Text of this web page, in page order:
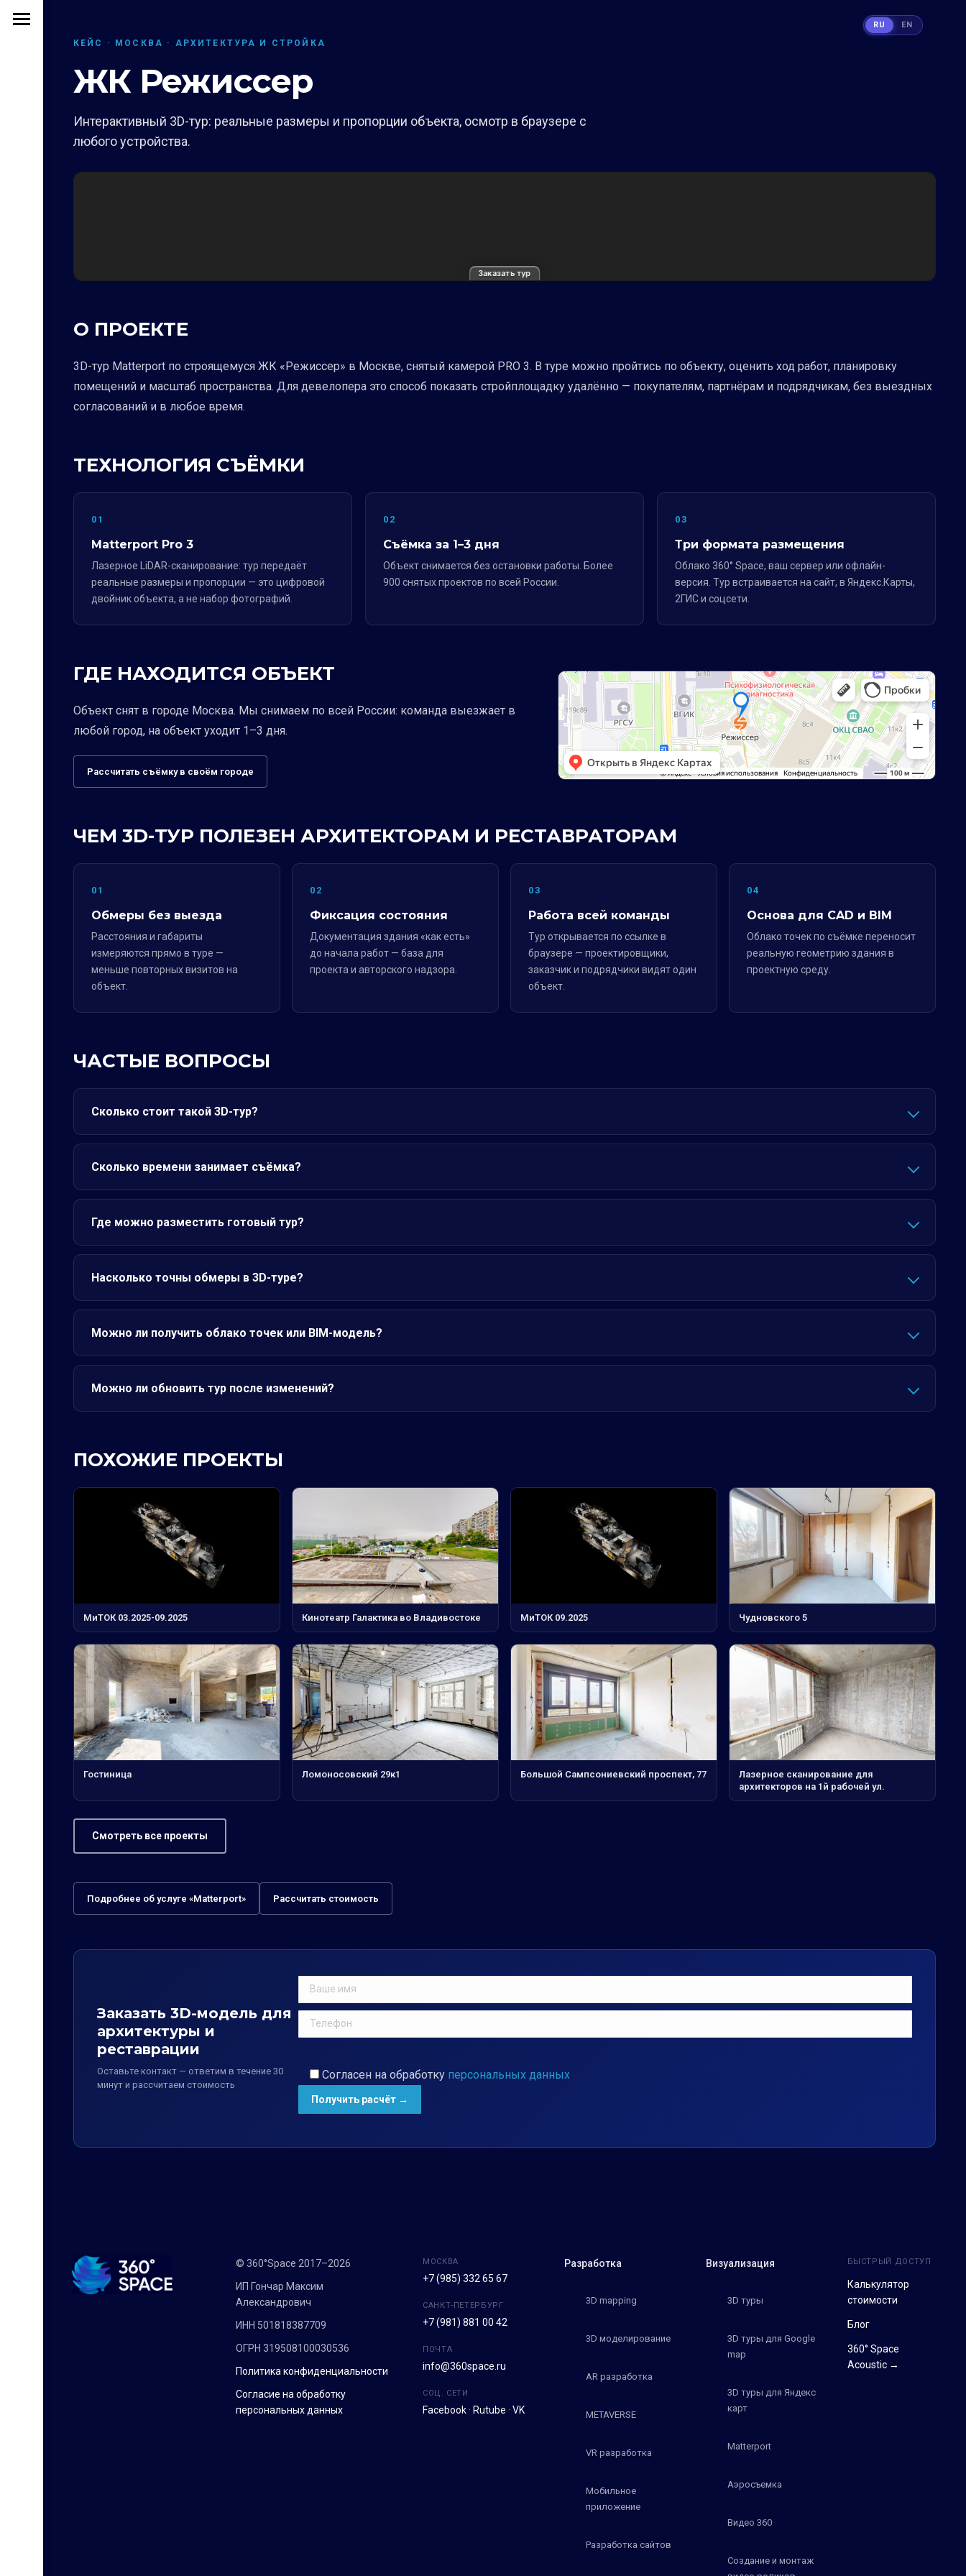
КЕЙС · МОСКВА · АРХИТЕКТУРА И СТРОЙКА
ЖК Режиссер
Интерактивный 3D-тур: реальные размеры и пропорции объекта, осмотр в браузере с
любого устройства.
Заказать тур
О ПРОЕКТЕ
3D-тур Matterport по строящемуся ЖК «Режиссер» в Москве, снятый камерой PRO 3. В туре можно пройтись по объекту, оценить ход работ, планировку
помещений и масштаб пространства. Для девелопера это способ показать стройплощадку удалённо — покупателям, партнёрам и подрядчикам, без выездных
согласований и в любое время.
ТЕХНОЛОГИЯ СЪЁМКИ
01
Matterport Pro 3
Лазерное LiDAR-сканирование: тур передаёт
реальные размеры и пропорции — это цифровой
двойник объекта, а не набор фотографий.
02
Съёмка за 1–3 дня
Объект снимается без остановки работы. Более
900 снятых проектов по всей России.
03
Три формата размещения
Облако 360° Space, ваш сервер или офлайн-
версия. Тур встраивается на сайт, в Яндекс.Карты,
2ГИС и соцсети.
ГДЕ НАХОДИТСЯ ОБЪЕКТ
Объект снят в городе Москва. Мы снимаем по всей России: команда выезжает в
любой город, на объект уходит 1–3 дня.
Рассчитать съёмку в своём городе
ЧЕМ 3D-ТУР ПОЛЕЗЕН АРХИТЕКТОРАМ И РЕСТАВРАТОРАМ
01
Обмеры без выезда
Расстояния и габариты
измеряются прямо в туре —
меньше повторных визитов на
объект.
02
Фиксация состояния
Документация здания «как есть»
до начала работ — база для
проекта и авторского надзора.
03
Работа всей команды
Тур открывается по ссылке в
браузере — проектировщики,
заказчик и подрядчики видят один
объект.
04
Основа для CAD и BIM
Облако точек по съёмке переносит
реальную геометрию здания в
проектную среду.
ЧАСТЫЕ ВОПРОСЫ
Сколько стоит такой 3D-тур?
Сколько времени занимает съёмка?
Где можно разместить готовый тур?
Насколько точны обмеры в 3D-туре?
Можно ли получить облако точек или BIM-модель?
Можно ли обновить тур после изменений?
ПОХОЖИЕ ПРОЕКТЫ
МиТОК 03.2025-09.2025 Кинотеатр Галактика во Владивостоке МиТОК 09.2025 Чудновского 5
Гостиница Ломоносовский 29к1 Большой Сампсониевский проспект, 77
Лазерное сканирование для
архитекторов на 1й рабочей ул.
Смотреть все проекты
Подробнее об услуге «Matterport» Рассчитать стоимость
Заказать 3D-модель для
архитектуры и
реставрации
Оставьте контакт — ответим в течение 30
минут и рассчитаем стоимость
Согласен на обработку персональных данных
© 360°Space 2017–2026
ИП Гончар Максим
Александрович
ИНН 501818387709
ОГРН 319508100030536
Политика конфиденциальности
Согласие на обработку
персональных данных
МОСКВА
+7 (985) 332 65 67
САНКТ-ПЕТЕРБУРГ
+7 (981) 881 00 42
ПОЧТА
info@360space.ru
СОЦ. СЕТИ
Facebook· Rutube · VK
Разработка
3D mapping
3D моделирование
AR разработка
METAVERSE
VR разработка
Мобильное
приложение
Разработка сайтов
Визуализация
3D туры
3D туры для Google
map
3D туры для Яндекс
карт
Matterport
Аэросъемка
Видео 360
Создание и монтаж
БЫСТРЫЙ ДОСТУП
Калькулятор
стоимости
Блог
360° Space
Acoustic →
RU EN